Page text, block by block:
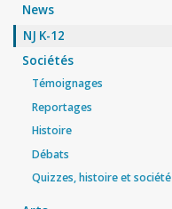
News
NJ K-12
Sociétés
Témoignages
Reportages
Histoire
Débats
Quizzes, histoire et société